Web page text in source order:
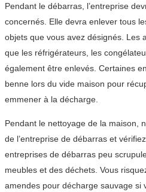
Pendant le débarras, l’entreprise
concernés. Elle devra enlever tous
objets que vous avez désignés. Les
que les réfrigérateurs, les
également être enlevés. Certaines
benne lors du vide maison pour
emmener à la décharge.
Pendant le nettoyage de la maison,
de l’entreprise de débarras et
entreprises de débarras peu
meubles et des déchets. Vous
amendes pour décharge sauvage si